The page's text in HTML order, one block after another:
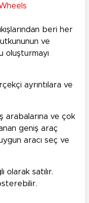
beri her
ve
oluşturmayı
ayrıntılara ve
arabalarına ve çok
geniş araç
aracı seç ve
olarak satılır.